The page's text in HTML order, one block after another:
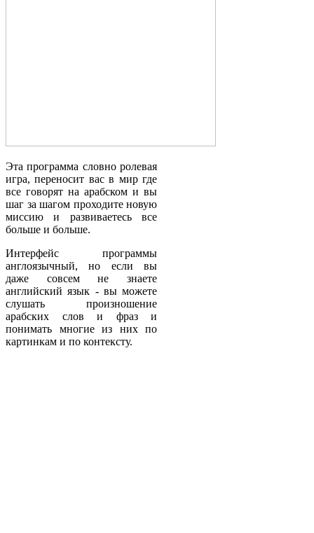
Эта программа словно ролевая
игра, переносит вас в мир где
все говорят на арабском и вы
шаг за шагом проходите новую
миссию и развиваетесь все
больше и больше.
Интерфейс программы
англоязычный, но если вы
даже совсем не знаете
английский язык - вы можете
слушать произношение
арабских слов и фраз и
понимать многие из них по
картинкам и по контексту.